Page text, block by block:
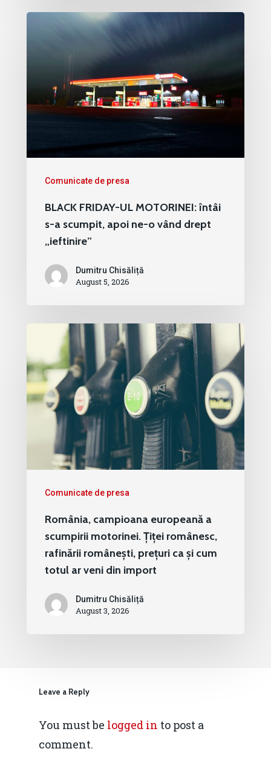
Comunicate de presa
BLACK FRIDAY-UL MOTORINEI: întâi
s-a scumpit, apoi ne-o vând drept
„ieftinire”
Dumitru Chisăliță
August 5, 2026
Comunicate de presa
România, campioana europeană a
scumpirii motorinei. Țiței românesc,
rafinării românești, prețuri ca și cum
totul ar veni din import
Dumitru Chisăliță
August 3, 2026
Leave a Reply
You must be logged in to post a
comment.